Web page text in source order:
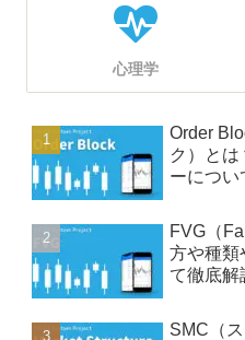
心理学
Order
ク）とは
ーについ
FVG（
方や種類
て徹底解
SMC（